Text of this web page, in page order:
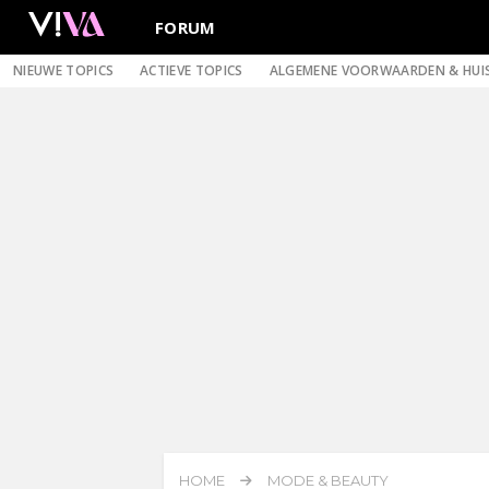
FORUM
NIEUWE TOPICS ACTIEVE TOPICS ALGEMENE VOORWAARDEN &
HOME MODE & BEAUTY